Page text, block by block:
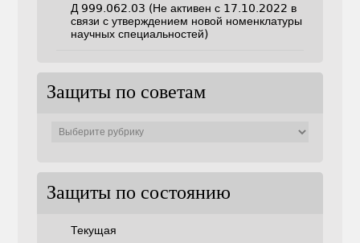
Д 999.062.03 (Не активен с 17.10.2022 в
связи с утверждением новой номенклатуры
научных специальностей)
Защиты по советам
Защиты по состоянию
Текущая